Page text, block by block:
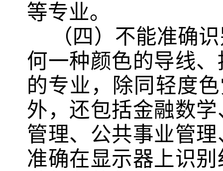
等专业。
（四）不能准确
何一种颜色的导线
的专业，除同轻度
外，还包括金融数学
管理、公共事业管
准确在显示器上识